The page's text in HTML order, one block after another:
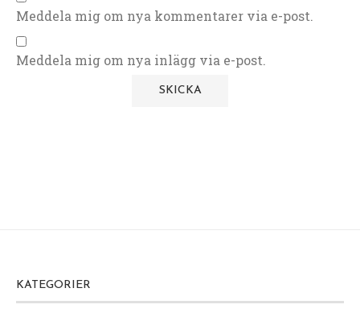
Meddela mig om nya kommentarer via e-post.
Meddela mig om nya inlägg via e-post.
KATEGORIER